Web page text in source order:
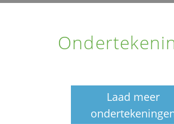
Laad meer